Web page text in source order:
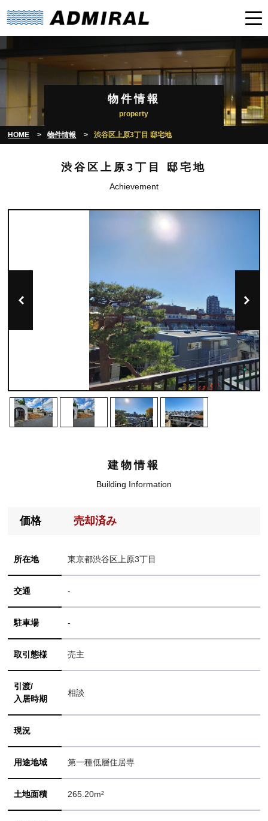
物件情報
property
HOME 物件情報 渋谷区上原3丁目 邸宅地
渋谷区上原3丁目 邸宅地
Achievement
建物情報
Building Information
価格 売却済み
所在地 東京都渋谷区上原3丁目
交通 -
駐車場 -
取引態様 売主
引渡/
入居時期
相談
現況
用途地域 第一種低層住居専
土地面積 265.20m²